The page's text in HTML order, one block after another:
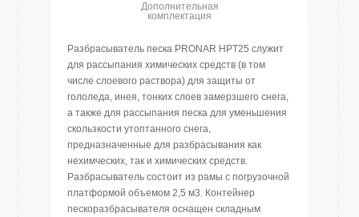
Дополнительная
комплектация
Разбрасыватель песка PRONAR HPT25 служит
для рассыпания химических средств (в том
числе слоевого раствора) для защиты от
гололеда, инея, тонких слоев замерзшего снега,
а также для рассыпания песка для уменьшения
скользкости утоптанного снега,
предназначенные для разбрасывания как
нехимческих, так и химических средств.
Разбрасыватель состоит из рамы с погрузочной
платформой объемом 2,5 м3. Контейнер
пескоразбрасывателя оснащен складным